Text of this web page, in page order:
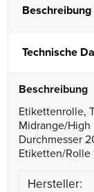
Beschreibung
Technische
Beschreibung
Etikettenrolle,
Midrange/High
Durchmesser
Etiketten/Rolle
Hersteller: